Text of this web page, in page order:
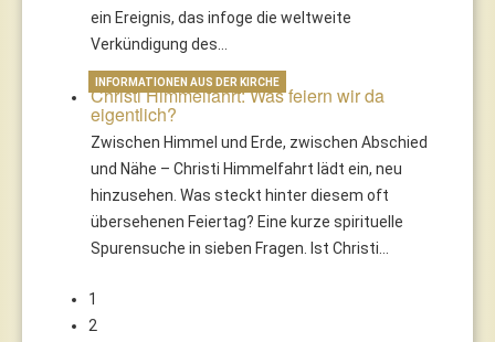
ein Ereignis, das infoge die weltweite
Verkündigung des…
Christi Himmelfahrt: Was feiern wir da
eigentlich?
Zwischen Himmel und Erde, zwischen Abschied
und Nähe – Christi Himmelfahrt lädt ein, neu
hinzusehen. Was steckt hinter diesem oft
übersehenen Feiertag? Eine kurze spirituelle
Spurensuche in sieben Fragen. Ist Christi…
INFORMATIONEN AUS DER KIRCHE
1
2